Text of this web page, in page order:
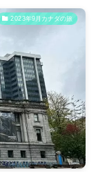
2023年9月カナダの旅